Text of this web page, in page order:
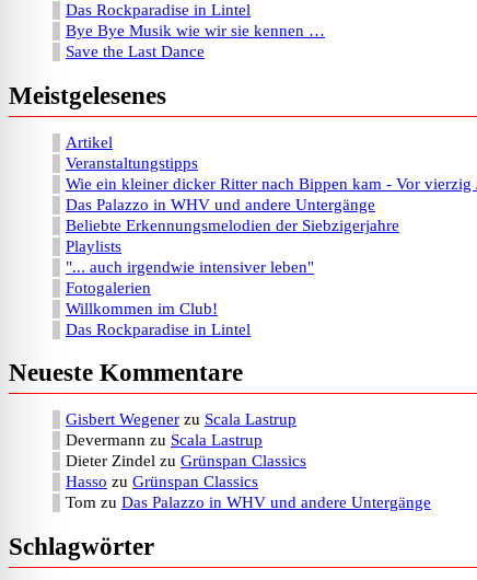
Das Rockparadise in Lintel
Bye Bye Musik wie wir sie kennen …
Save the Last Dance
Meistgelesenes
Artikel
Veranstaltungstipps
Wie ein kleiner dicker Ritter nach Bippen kam - Vor vierzig
Das Palazzo in WHV und andere Untergänge
Beliebte Erkennungsmelodien der Siebzigerjahre
Playlists
"... auch irgendwie intensiver leben"
Fotogalerien
Willkommen im Club!
Das Rockparadise in Lintel
Neueste Kommentare
Gisbert Wegener zu Scala Lastrup
Devermann zu Scala Lastrup
Dieter Zindel zu Grünspan Classics
Hasso zu Grünspan Classics
Tom zu Das Palazzo in WHV und andere Untergänge
Schlagwörter